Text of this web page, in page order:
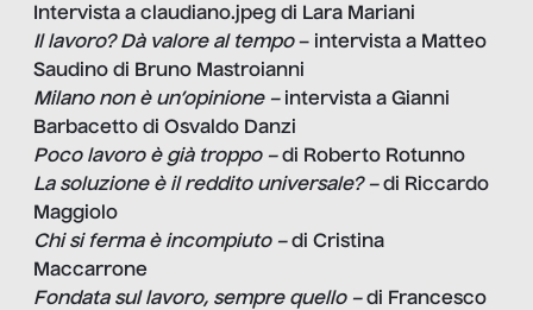
Intervista a claudiano.jpeg di Lara Mariani
Il lavoro? Dà valore al tempo– intervista a Matteo
Saudino di Bruno Mastroianni
Milano non è un’opinione –intervista a Gianni
Barbacetto di Osvaldo Danzi
Poco lavoro è già troppo –di Roberto Rotunno
La soluzione è il reddito universale? –di Riccardo
Maggiolo
Chi si ferma è incompiuto –di Cristina
Maccarrone
Fondata sul lavoro, sempre quello –di Francesco